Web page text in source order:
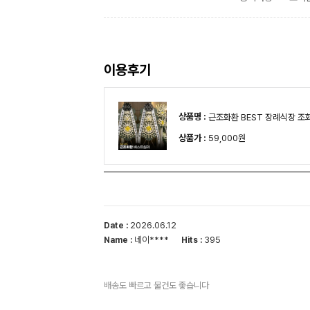
이용후기
상품명 : 근조화환 BEST 장례식장 조
상품가 : 59,000원
Date : 2026.06.12
Name : 네이**** Hits : 395
배송도 빠르고 물건도 좋습니다